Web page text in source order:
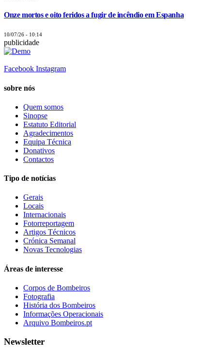
Onze mortos e oito feridos a fugir de incêndio em Espanha
10/07/26 - 10:14
publicidade
Facebook Instagram
sobre nós
Quem somos
Sinopse
Estatuto Editorial
Agradecimentos
Equipa Técnica
Donativos
Contactos
Tipo de notícias
Gerais
Locais
Internacionais
Fotorreportagem
Artigos Técnicos
Crónica Semanal
Novas Tecnologias
Áreas de interesse
Corpos de Bombeiros
Fotografia
História dos Bombeiros
Informações Operacionais
Arquivo Bombeiros.pt
Newsletter